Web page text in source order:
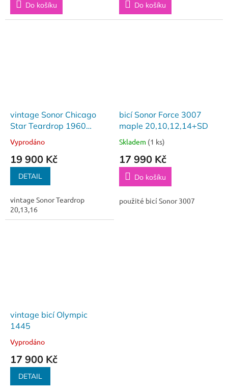
Do košíku Do košíku
vintage Sonor Chicago
Star Teardrop 1960
´20,13,16
Vyprodáno
19 900 Kč
DETAIL
vintage Sonor Teardrop
20,13,16
bicí Sonor Force 3007
maple 20,10,12,14+SD
Skladem (1 ks)
17 990 Kč
Do košíku
použité bicí Sonor 3007
vintage bicí Olympic
1445
Vyprodáno
17 900 Kč
DETAIL